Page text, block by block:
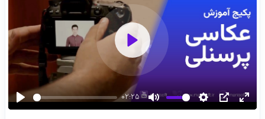
Play
02:25
Mute Settings
PIP Enter
Play